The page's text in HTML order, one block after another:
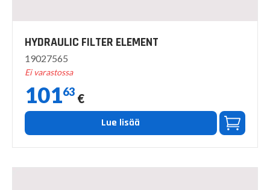
HYDRAULIC FILTER ELEMENT
19027565
Ei varastossa
10163 €
Lue lisää